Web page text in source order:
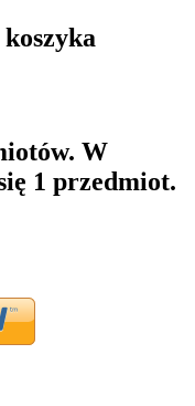
W
1 przedmiot.